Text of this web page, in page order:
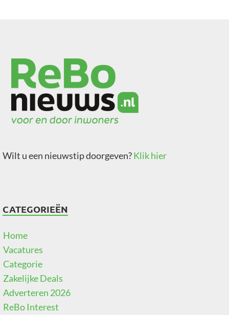
Wilt u een nieuwstip doorgeven?Klik hier
CATEGORIEËN
Home
Vacatures
Categorie
Zakelijke Deals
Adverteren 2026
ReBo Interest